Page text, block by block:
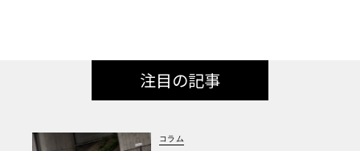
注目の記事
コラム